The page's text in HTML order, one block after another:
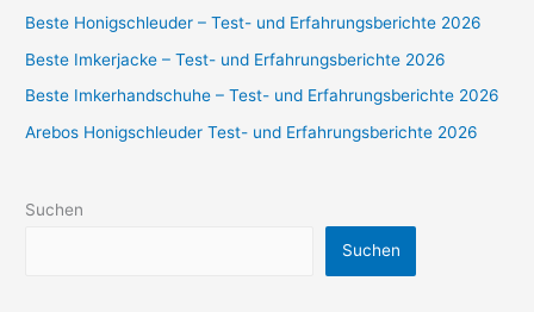
Beste Honigschleuder – Test- und Erfahrungsberichte 2026
Beste Imkerjacke – Test- und Erfahrungsberichte 2026
Beste Imkerhandschuhe – Test- und Erfahrungsberichte 2026
Arebos Honigschleuder Test- und Erfahrungsberichte 2026
Suchen
Suchen